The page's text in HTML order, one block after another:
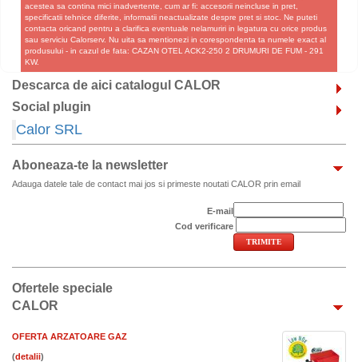
acestea sa contina mici inadvertente, cum ar fi: accesorii neincluse in pret,
specificatii tehnice diferite, informatii neactualizate despre pret si stoc. Ne puteti
contacta oricand pentru a clarifica eventuale nelamuriri in legatura cu orice produs
sau serviciu Calorserv. Nu uita sa mentionezi in corespondenta ta numele exact al
produsului - in cazul de fata: CAZAN OTEL ACK2-250 2 DRUMURI DE FUM - 291
KW.
Descarca de aici catalogul CALOR
Social plugin
Calor SRL
Aboneaza-te la newsletter
Adauga datele tale de contact mai jos si primeste noutati CALOR prin email
E-mail
Cod verificare
Ofertele speciale
CALOR
OFERTA ARZATOARE GAZ
( )